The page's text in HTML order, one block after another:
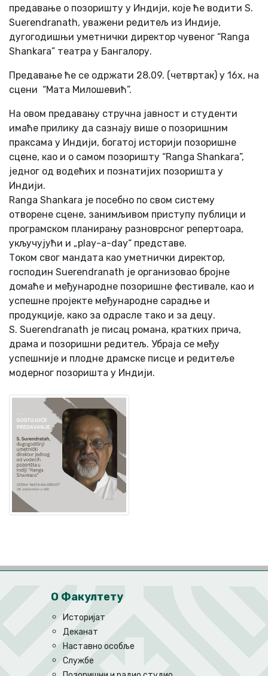
предавање о позоришту у Индији, које ће водити S.
Suerendranath, уважени редитељ из Индије,
дугогодишњи уметнички директор чувеног “Ranga
Shankara” театра у Бангалору.
Предавање ће се одржати 28.09. (четвртак) у 16х, на
сцени “Мата Милошевић”.
На овом предавању стручна јавност и студенти
имаће прилику да сазнају више о позоришним
праксама у Индији, богатој историји позоришне
сцене, као и о самом позоришту “Ranga Shankara”,
једног од водећих и познатијих позоришта у
Индији.
Ranga Shankara је посебно по свом систему
отворене сцене, занимљивом приступу публици и
програмском планирању разноврсног репертоара,
укључујући и „play-a-day“ представе.
Током свог мандата као уметнички директор,
господин Suerendranath је организовао бројне
домаће и међународне позоришне фестивале, као и
успешне пројекте међународне сарадње и
продукције, како за одрасле тако и за децу.
S. Suerendranath је писац романа, кратких прича,
драма и позоришни редитељ. Убраја се међу
успешније и плодне драмске писце и редитеље
модерног позоришта у Индији.
О Факултету
Историјат
Деканат
Наставно особље
Службе